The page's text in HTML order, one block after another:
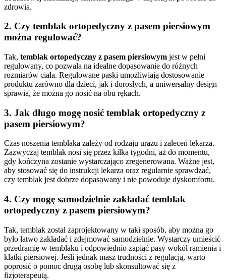
zdrowia.
2. Czy temblak ortopedyczny z pasem piersiowym
można regulować?
Tak, temblak ortopedyczny z pasem piersiowym jest w pełni
regulowany, co pozwala na idealne dopasowanie do różnych
rozmiarów ciała. Regulowane paski umożliwiają dostosowanie
produktu zarówno dla dzieci, jak i dorosłych, a uniwersalny design
sprawia, że można go nosić na obu rękach.
3. Jak długo mogę nosić temblak ortopedyczny z
pasem piersiowym?
Czas noszenia temblaka zależy od rodzaju urazu i zaleceń lekarza.
Zazwyczaj temblak nosi się przez kilka tygodni, aż do momentu,
gdy kończyna zostanie wystarczająco zregenerowana. Ważne jest,
aby stosować się do instrukcji lekarza oraz regularnie sprawdzać,
czy temblak jest dobrze dopasowany i nie powoduje dyskomfortu.
4. Czy mogę samodzielnie zakładać temblak
ortopedyczny z pasem piersiowym?
Tak, temblak został zaprojektowany w taki sposób, aby można go
było łatwo zakładać i zdejmować samodzielnie. Wystarczy umieścić
przedramię w temblaku i odpowiednio zapiąć pasy wokół ramienia i
klatki piersiowej. Jeśli jednak masz trudności z regulacją, warto
poprosić o pomoc drugą osobę lub skonsultować się z
fizjoterapeutą.